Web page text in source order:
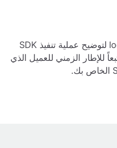
سنتبع بعض استراتيجيات التصميم داخل SDK نمط الجافا سكريبت @logto/client لتوضيح عملية تنفيذ SDK
للإطار الزمني للعميل الذي